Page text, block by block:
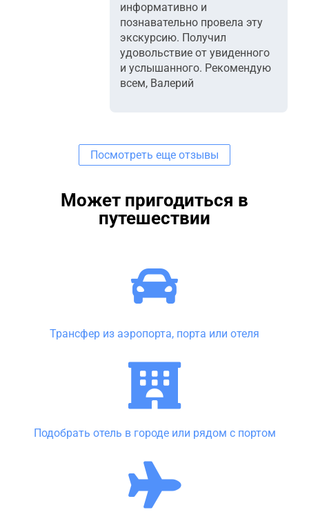
информативно и
познавательно провела эту
экскурсию. Получил
удовольствие от увиденного
и услышанного. Рекомендую
всем, Валерий
Посмотреть еще отзывы
Может пригодиться в
путешествии
Трансфер из аэропорта, порта или отеля
Подобрать отель в городе или рядом с портом